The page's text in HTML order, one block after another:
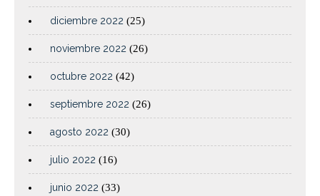
diciembre 2022 (25)
noviembre 2022 (26)
octubre 2022 (42)
septiembre 2022 (26)
agosto 2022 (30)
julio 2022 (16)
junio 2022 (33)